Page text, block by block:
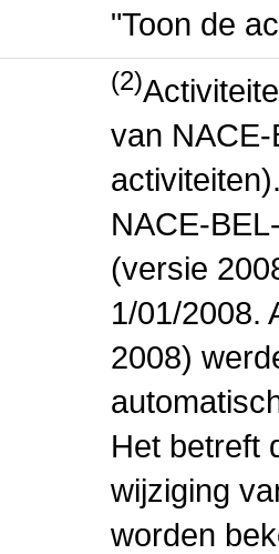
"Toon de
(2)
van
NACE-
(versie
1/01/2008.
2008)
Het betreft
wijziging
worden